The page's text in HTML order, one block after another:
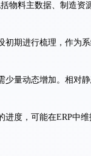
物料主数据、制造资
初期进行梳理，作为
少量动态增加。相对
进度，可能在ERP中